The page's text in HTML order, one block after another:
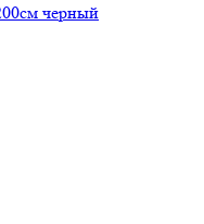
черный